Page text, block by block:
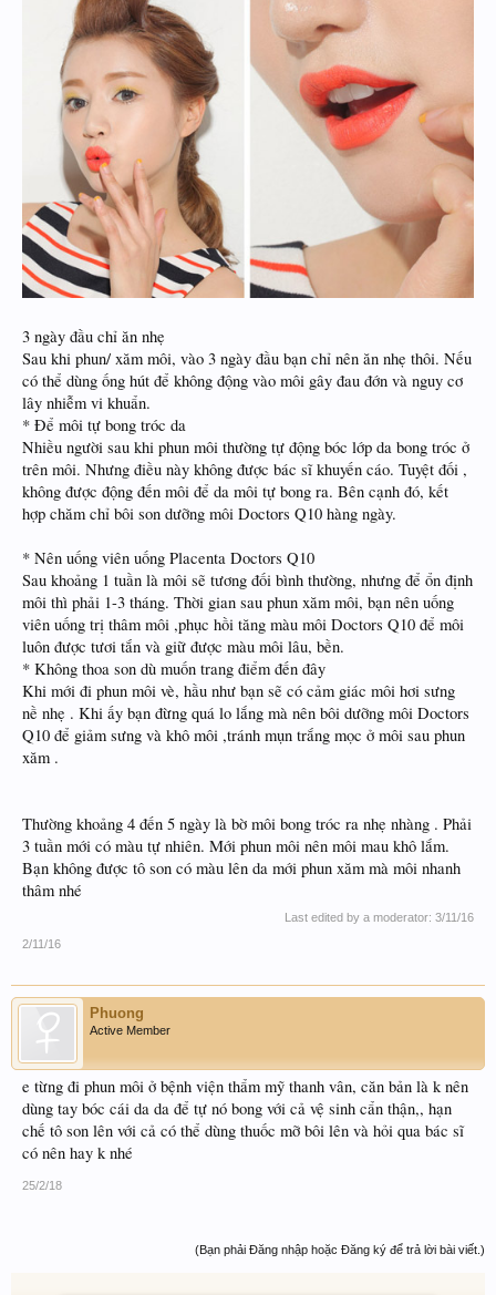
3 ngày đầu chỉ ăn nhẹ
Sau khi phun/ xăm môi, vào 3 ngày đầu bạn chỉ nên ăn nhẹ thôi. Nếu
có thể dùng ống hút để không động vào môi gây đau đớn và nguy cơ
lây nhiễm vi khuẩn.
* Để môi tự bong tróc da
Nhiều người sau khi phun môi thường tự động bóc lớp da bong tróc ở
trên môi. Nhưng điều này không được bác sĩ khuyến cáo. Tuyệt đối ,
không được động đến môi để da môi tự bong ra. Bên cạnh đó, kết
hợp chăm chỉ bôi son dưỡng môi Doctors Q10 hàng ngày.
* Nên uống viên uống Placenta Doctors Q10
Sau khoảng 1 tuần là môi sẽ tương đối bình thường, nhưng để ổn định
môi thì phải 1-3 tháng. Thời gian sau phun xăm môi, bạn nên uống
viên uống trị thâm môi ,phục hồi tăng màu môi Doctors Q10 để môi
luôn được tươi tắn và giữ được màu môi lâu, bền.
* Không thoa son dù muốn trang điểm đến đây
Khi mới đi phun môi vè, hầu như bạn sẽ có cảm giác môi hơi sưng
nề nhẹ . Khi ấy bạn đừng quá lo lắng mà nên bôi dưỡng môi Doctors
Q10 để giảm sưng và khô môi ,tránh mụn trắng mọc ở môi sau phun
xăm .
Thường khoảng 4 đến 5 ngày là bờ môi bong tróc ra nhẹ nhàng . Phải
3 tuần mới có màu tự nhiên. Mới phun môi nên môi mau khô lắm.
Bạn không được tô son có màu lên da mới phun xăm mà môi nhanh
thâm nhé
Last edited by a moderator: 3/11/16
2/11/16
Phuong
Active Member
e từng đi phun môi ở bệnh viện thẩm mỹ thanh vân, căn bản là k nên
dùng tay bóc cái da da để tự nó bong với cả vệ sinh cẩn thận,, hạn
chế tô son lên với cả có thể dùng thuốc mỡ bôi lên và hỏi qua bác sĩ
có nên hay k nhé
25/2/18
(Bạn phải Đăng nhập hoặc Đăng ký để trả lời bài viết.)